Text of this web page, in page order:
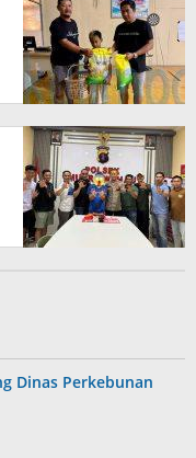
Dinas Perkebunan